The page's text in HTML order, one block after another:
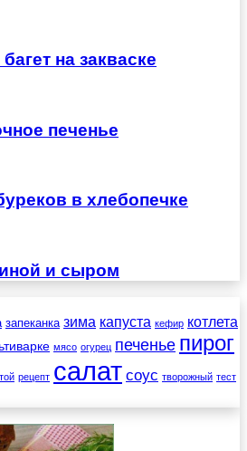
на закваске
печенье
в хлебопечке
и сыром
запеканка зима капуста кефир котлета
мясо огурец печенье пирог
рецепт салат соус творожный тест